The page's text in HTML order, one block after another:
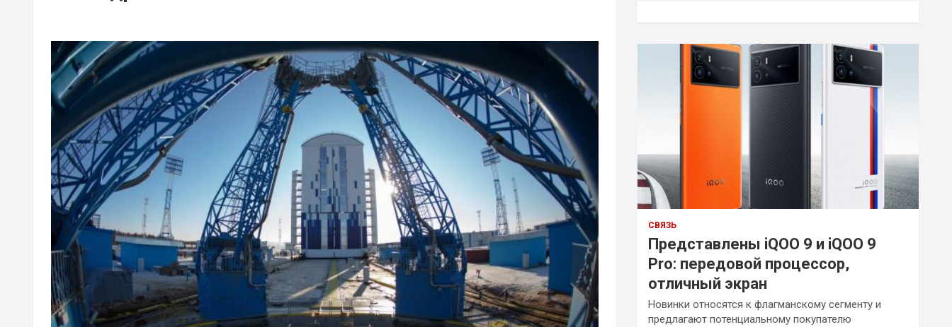
СВЯЗЬ
Представлены iQOO 9 и iQOO 9
Pro: передовой процессор,
отличный экран
Новинки относятся к флагманскому сегменту и
предлагают потенциальному покупателю